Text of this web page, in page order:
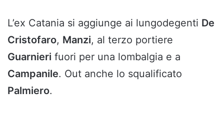
L’ex Catania si aggiunge ai lungodegenti De
Cristofaro, Manzi, al terzo portiere
Guarnieri fuori per una lombalgia e a
Campanile. Out anche lo squalificato
Palmiero.